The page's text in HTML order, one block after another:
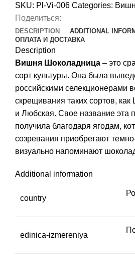
SKU: Pl-Vi-006 Categories:
Поделиться:
DESCRIPTION
ADDITIONAL
ОПЛАТА И ДОСТАВКА
Description
Вишня Шоколадница – это
сорт культуры. Она была
российскими селекционерами
скрещивания таких сортов,
и Любская. Свое название эта
получила благодаря ягодам,
созревания приобретают
визуально напоминают
Additional information
country
edinica-izmereniya